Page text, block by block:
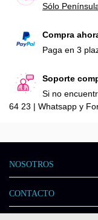
Sólo
Compra
Paga en 3
Soporte
Si no
64 23 | Whatsapp y
NOSOTROS
CONTACTO